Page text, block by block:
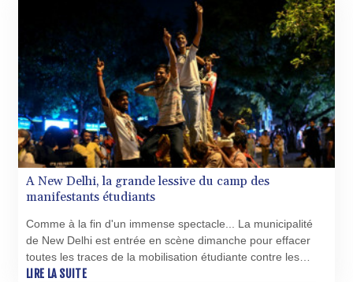
MDL 20.068863
MGA 4945.473339
MKD 61.481956
MMK 2423.870661
MNT 4149.464085
MOP 9.331386
MRU 46.314972
MUR 54.25975
MVR 17.836226
MWK 2002.272162
MXN 19.799721
MZN 73.776479
NAD 18.683957
NGN 1572.009557
A New Delhi, la grande lessive du camp des
manifestants étudiants
Comme à la fin d'un immense spectacle... La municipalité
de New Delhi est entrée en scène dimanche pour effacer
toutes les traces de la mobilisation étudiante contre les
fraudes aux examens qui a défié le gouvernement.
LIRE LA SUITE